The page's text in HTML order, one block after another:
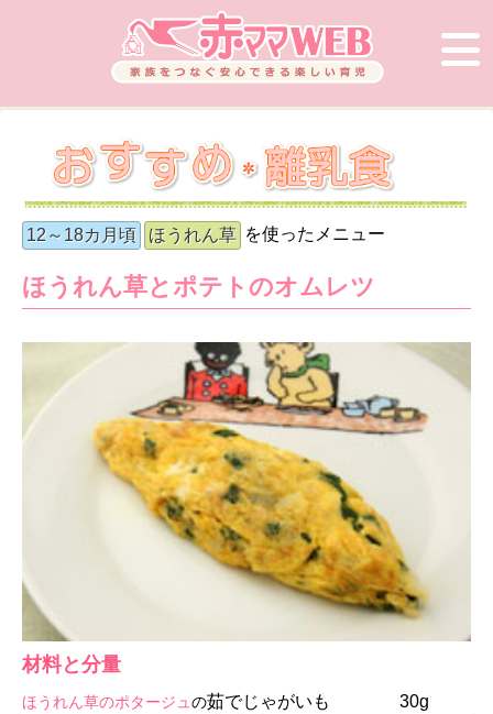
12～18カ月頃 ほうれん草 を使ったメニュー
ほうれん草とポテトのオムレツ
材料と分量
ほうれん草のポタージュ の茹でじゃがいも 30g